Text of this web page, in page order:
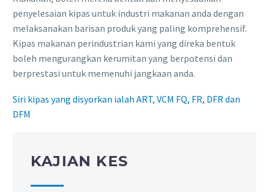
penyelesaian kipas untuk industri makanan anda dengan
melaksanakan barisan produk yang paling komprehensif.
Kipas makanan perindustrian kami yang direka bentuk
boleh mengurangkan kerumitan yang berpotensi dan
berprestasi untuk memenuhi jangkaan anda.
Siri kipas yang disyorkan ialah ART, VCM FQ, FR, DFR dan
DFM
KAJIAN KES